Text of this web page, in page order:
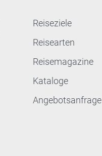
Reiseziele
Reisearten
Reisemagazine
Kataloge
Angebotsanfrage